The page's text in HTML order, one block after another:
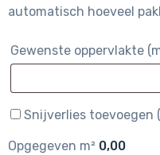
automatisch hoeveel
Gewenste oppervlakte
Snijverlies toevoegen
Opgegeven m² 0,00